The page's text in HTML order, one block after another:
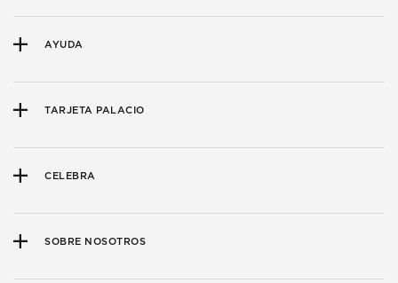
AYUDA
TARJETA PALACIO
CELEBRA
SOBRE NOSOTROS